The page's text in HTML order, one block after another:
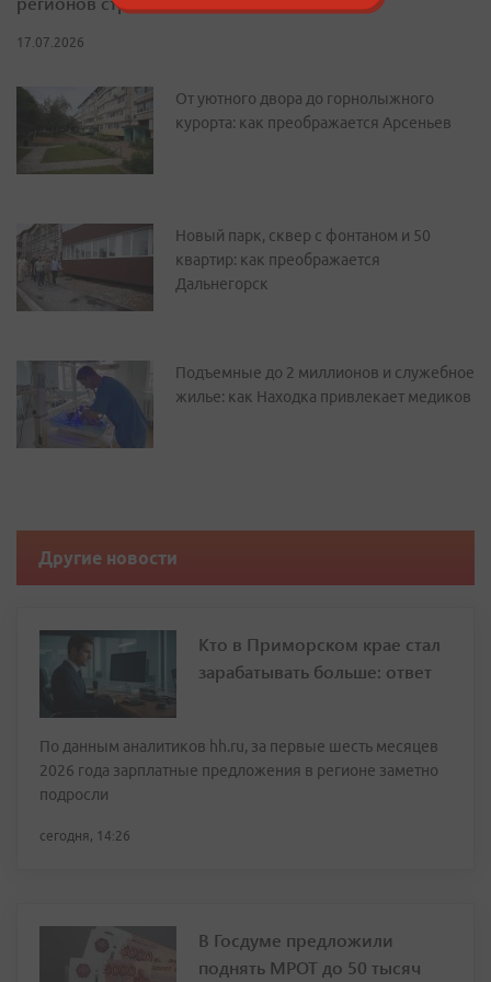
17.07.2026
От уютного двора до горнолыжного
курорта: как преображается Арсеньев
Новый парк, сквер с фонтаном и 50
квартир: как преображается
Дальнегорск
Подъемные до 2 миллионов и служебное
жилье: как Находка привлекает медиков
Другие новости
Кто в Приморском крае стал
зарабатывать больше: ответ
По данным аналитиков hh.ru, за первые шесть месяцев
2026 года зарплатные предложения в регионе заметно
подросли
сегодня, 14:26
В Госдуме предложили
поднять МРОТ до 50 тысяч